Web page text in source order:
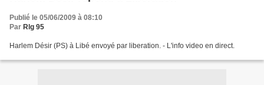
Publié le 05/06/2009 à 08:10
Par Rlg 95
Harlem Désir (PS) à Libé envoyé par liberation. - L'info video en direct.